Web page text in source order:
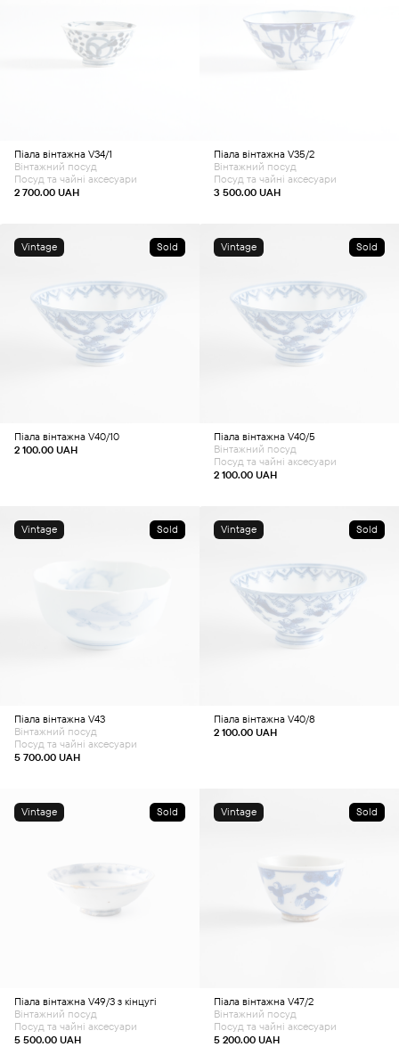
Піала вінтажна V34/1
2 700.00 UAH
Вінтажний посуд
Посуд та чайні аксесуари
Піала вінтажна V35/2
3 500.00 UAH
Вінтажний посуд
Посуд та чайні аксесуари
Vintage Sold
Піала вінтажна V40/10
2 100.00 UAH
Vintage Sold
Піала вінтажна V40/5
2 100.00 UAH
Вінтажний посуд
Посуд та чайні аксесуари
Vintage Sold
Піала вінтажна V43
5 700.00 UAH
Вінтажний посуд
Посуд та чайні аксесуари
Vintage Sold
Піала вінтажна V40/8
2 100.00 UAH
Vintage Sold
Піала вінтажна V49/3 з кінцугі
5 500.00 UAH
Вінтажний посуд
Посуд та чайні аксесуари
Vintage Sold
Піала вінтажна V47/2
5 200.00 UAH
Вінтажний посуд
Посуд та чайні аксесуари